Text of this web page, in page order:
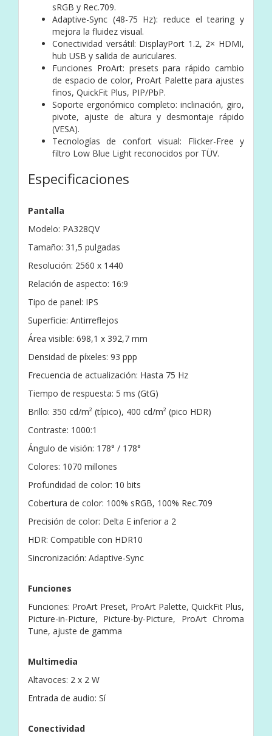
sRGB y Rec.709.
Adaptive-Sync (48-75 Hz): reduce el tearing y
mejora la fluidez visual.
Conectividad versátil: DisplayPort 1.2, 2× HDMI,
hub USB y salida de auriculares.
Funciones ProArt: presets para rápido cambio
de espacio de color, ProArt Palette para ajustes
finos, QuickFit Plus, PIP/PbP.
Soporte ergonómico completo: inclinación, giro,
pivote, ajuste de altura y desmontaje rápido
(VESA).
Tecnologías de confort visual: Flicker-Free y
filtro Low Blue Light reconocidos por TÜV.
Especificaciones
Pantalla
Modelo: PA328QV
Tamaño: 31,5 pulgadas
Resolución: 2560 x 1440
Relación de aspecto: 16:9
Tipo de panel: IPS
Superficie: Antirreflejos
Área visible: 698,1 x 392,7 mm
Densidad de píxeles: 93 ppp
Frecuencia de actualización: Hasta 75 Hz
Tiempo de respuesta: 5 ms (GtG)
Brillo: 350 cd/m² (típico), 400 cd/m² (pico HDR)
Contraste: 1000:1
Ángulo de visión: 178° / 178°
Colores: 1070 millones
Profundidad de color: 10 bits
Cobertura de color: 100% sRGB, 100% Rec.709
Precisión de color: Delta E inferior a 2
HDR: Compatible con HDR10
Sincronización: Adaptive-Sync
Funciones
Funciones: ProArt Preset, ProArt Palette, QuickFit Plus,
Picture-in-Picture, Picture-by-Picture, ProArt Chroma
Tune, ajuste de gamma
Multimedia
Altavoces: 2 x 2 W
Entrada de audio: Sí
Conectividad